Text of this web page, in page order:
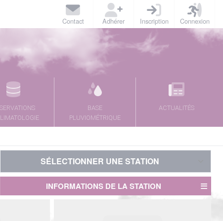
Contact Adhérer Inscription Connexion
BASE
PLUVIOMÉTRIQUE
ACTUALITÉS
SÉLECTIONNER UNE STATION
SÉLECTIONNER UNE STATION
INFORMATIONS DE LA STATION